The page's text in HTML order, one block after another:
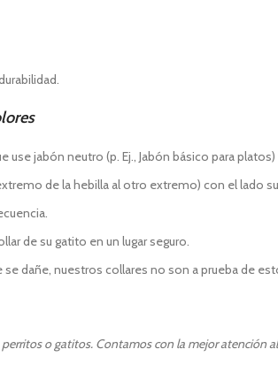
jabón neutro (p. Ej., Jabón básico para platos)
de la hebilla al otro extremo) con el lado
de su gatito en un lugar seguro.
dañe, nuestros collares no son a prueba de
o gatitos. Contamos con la mejor